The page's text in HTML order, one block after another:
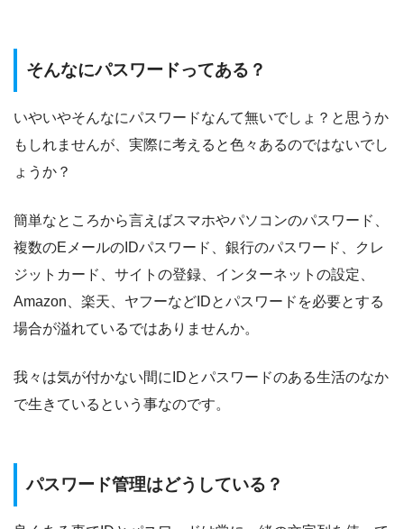
そんなにパスワードってある？
いやいやそんなにパスワードなんて無いでしょ？と思うか
もしれませんが、実際に考えると色々あるのではないでし
ょうか？
簡単なところから言えばスマホやパソコンのパスワード、
複数のEメールのIDパスワード、銀行のパスワード、クレ
ジットカード、サイトの登録、インターネットの設定、
Amazon、楽天、ヤフーなどIDとパスワードを必要とする
場合が溢れているではありませんか。
我々は気が付かない間にIDとパスワードのある生活のなか
で生きているという事なのです。
パスワード管理はどうしている？